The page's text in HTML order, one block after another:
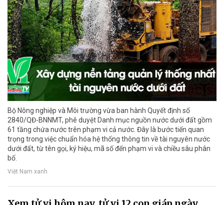
Bộ Nông nghiệp và Môi trường vừa ban hành Quyết định số
2840/QĐ-BNNMT, phê duyệt Danh mục nguồn nước dưới đất gồm
61 tầng chứa nước trên phạm vi cả nước. Đây là bước tiến quan
trọng trong việc chuẩn hóa hệ thống thông tin về tài nguyên nước
dưới đất, từ tên gọi, ký hiệu, mã số đến phạm vi và chiều sâu phân
bố.
Việt Nam xanh